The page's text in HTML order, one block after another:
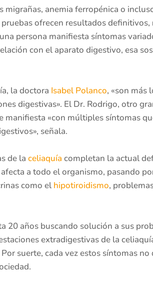
anemia ferropénica o
ofrecen resultados definitivos,
persona manifiesta síntomas
con el aparato digestivo, esa
la doctora Isabel Polanco, «son más
digestivas». El Dr. Rodrigo, otro
manifiesta «con múltiples síntomas
señala.
de la celiaquía completan la actual
a todo el organismo, pasando
como el hipotiroidismo,
20 años buscando solución a sus
extradigestivas de la
suerte, cada vez estos síntomas no